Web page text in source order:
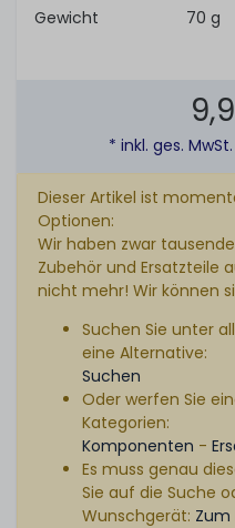
Gewicht
70 g
* inkl. ges.
Dieser Artikel ist
Optionen:
Wir haben zwar
Zubehör und Ersatzteile
nicht mehr! Wir können
Suchen Sie unter
eine Alternative:
Suchen
Oder werfen Sie
Kategorien:
Komponenten -
Es muss genau
Sie auf die Suche
Wunschgerät: